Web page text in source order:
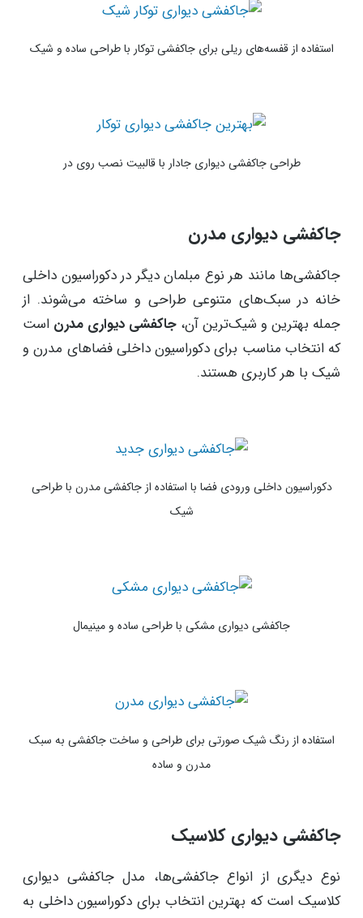
استفاده از قفسه‌های ریلی برای جاکفشی توکار با طراحی ساده و شیک
طراحی جاکفشی دیواری جادار با قالبیت نصب روی در
جاکفشی دیواری مدرن
جاکفشی‌ها مانند هر نوع مبلمان دیگر در دکوراسیون داخلی
خانه در سبک‌های متنوعی طراحی و ساخته می‌شوند. از
جمله بهترین و شیک‌ترین آن،جاکفشی دیواری مدرناست
که انتخاب مناسب برای دکوراسیون داخلی فضاهای مدرن و
شیک با هر کاربری هستند.
دکوراسیون داخلی ورودی فضا با استفاده از جاکفشی مدرن با طراحی
شیک
جاکفشی دیواری مشکی با طراحی ساده و مینیمال
استفاده از رنگ شیک صورتی برای طراحی و ساخت جاکفشی به سبک
مدرن و ساده
جاکفشی دیواری کلاسیک
نوع دیگری از انواع جاکفشی‌ها، مدل جاکفشی دیواری
کلاسیک است که بهترین انتخاب برای دکوراسیون داخلی به